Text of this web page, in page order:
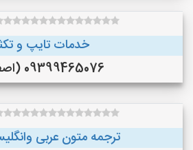
خدمات تایپ و
09399465076 (اصفهان)
ترجمه متون عربی